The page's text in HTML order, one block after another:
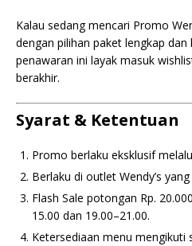
Kalau sedang mencari Promo
dengan pilihan paket lengkap
penawaran ini layak masuk
berakhir.
Syarat & Ketentuan
Promo berlaku eksklusif
Berlaku di outlet Wendy’s
Flash Sale potongan Rp.
15.00 dan 19.00–21.00.
Ketersediaan menu